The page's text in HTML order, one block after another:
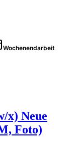
Wochenendarbeit
x) Neue
Foto)